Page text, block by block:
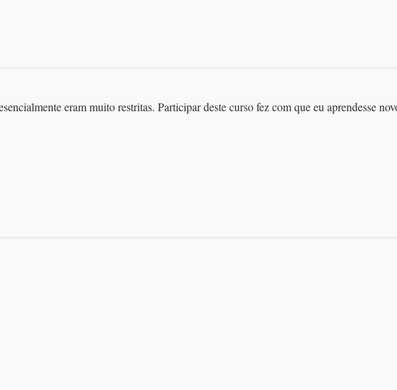
eram muito restritas. Participar deste curso fez com que eu aprendesse